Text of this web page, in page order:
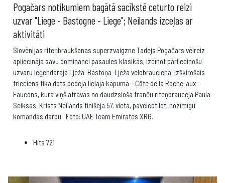
Pogačars notikumiem bagātā sacīkstē ceturto reizi
uzvar "Liege - Bastogne - Liege"; Neilands izceļas ar
aktivitāti
Slovēnijas riteņbraukšanas superzvaigzne Tadejs Pogačars vēlreiz
apliecināja savu dominanci pasaules klasikās, izcīnot pārliecinošu
uzvaru leģendārajā Ljēža–Bastoņa–Ljēža velobraucienā. Izšķirošais
trieciens tika dots pēdējā lielajā kāpumā – Côte de la Roche-aux-
Faucons, kurā viņš atrāvās no daudzslošā franču riteņbraucēja Paula
Seiksas. Krists Neilands finišēja 57. vietā, paveicot ļoti nozīmīgu
komandas darbu. Foto: UAE Team Emirates XRG.
Hits 721